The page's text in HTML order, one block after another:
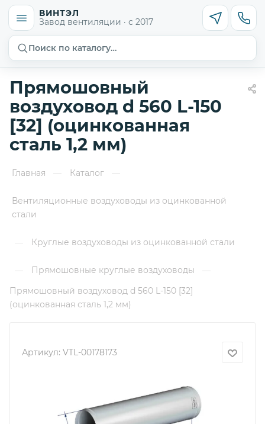
ВИНТЭЛ
Завод вентиляции · с 2017
Поиск по каталогу…
Прямошовный
воздуховод d 560 L-150
[32] (оцинкованная
сталь 1,2 мм)
Главная — Каталог —
Вентиляционные воздуховоды из оцинкованной
стали
— Круглые воздуховоды из оцинкованной стали
— Прямошовные круглые воздуховоды
—
Прямошовный воздуховод d 560 L-150 [32]
(оцинкованная сталь 1,2 мм)
Артикул: VTL-00178173